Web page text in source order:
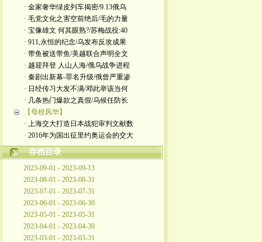
· 金家奢华绿皮列车揭密/9.13俄乌
· 毛党文化之害空前绝后/毛的力量
· 宝像雄文 何其眼熟?/苏梅战役:40
· 911,永恒的纪念/乌发布反攻成果
· 带鱼被送带鱼/美越联合声明全文
· 越迎拜登 人山人海/俄乌战争进程
· 秦剧出新幕-罪名升级/俄曾严重渗
· 日经传习大发不满/邓此举该当何
· 几条热门爆款之真假/乌候任防长
【母校风华】
· 上海交大打造日本战犯审判文献数
· 2016年为国出征里约奥运会的交大
存档目录
2023-09-01 - 2023-09-13
2023-08-01 - 2023-08-31
2023-07-01 - 2023-07-31
2023-06-01 - 2023-06-30
2023-05-01 - 2023-05-31
2023-04-01 - 2023-04-30
2023-03-01 - 2023-03-31